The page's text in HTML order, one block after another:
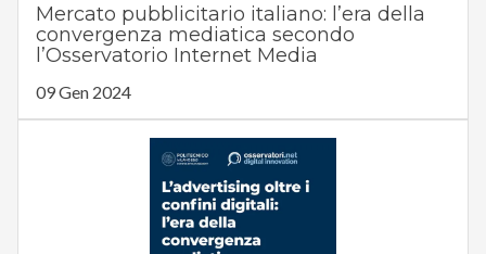
Mercato pubblicitario italiano: l’era della
convergenza mediatica secondo
l’Osservatorio Internet Media
09 Gen 2024